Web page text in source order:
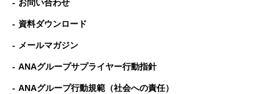
お問い合わせ
資料ダウンロード
メールマガジン
ANAグループサプライヤー行動指針
ANAグループ⾏動規範（社会への責任）